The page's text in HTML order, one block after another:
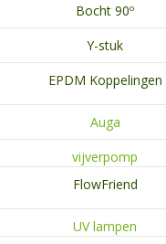
Bocht 90º
Y-stuk
EPDM Koppelingen
Auga
vijverpomp
FlowFriend
UV lampen